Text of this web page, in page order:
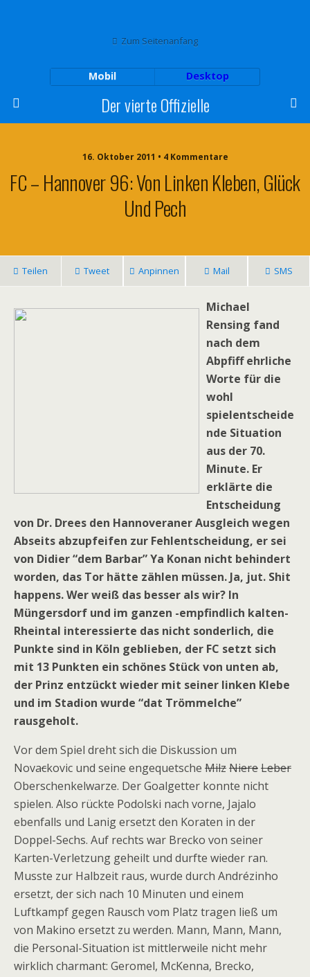
Zum Seitenanfang
Mobil Desktop
Der vierte Offizielle
16. Oktober 2011 • 4 Kommentare
FC – Hannover 96: Von Linken Kleben, Glück
Und Pech
Teilen Tweet Anpinnen Mail SMS
Michael
Rensing fand
nach dem
Abpfiff ehrliche
Worte für die
wohl
spielentscheide
nde Situation
aus der 70.
Minute. Er
erklärte die
Entscheidung
von Dr. Drees den Hannoveraner Ausgleich wegen
Abseits abzupfeifen zur Fehlentscheidung, er sei
von Didier “dem Barbar” Ya Konan nicht behindert
worden, das Tor hätte zählen müssen. Ja, jut. Shit
happens. Wer weiß das besser als wir? In
Müngersdorf und im ganzen -empfindlich kalten-
Rheintal interessierte das nicht sonderlich, die
Punkte sind in Köln geblieben, der FC setzt sich
mit 13 Punkten ein schönes Stück von unten ab,
der Prinz entzückt wieder mit seiner linken Klebe
und im Stadion wurde “dat Trömmelche”
rausgeholt.
Vor dem Spiel dreht sich die Diskussion um
Novackovic und seine engequetsche MilzNiereLeber
Oberschenkelwarze. Der Goalgetter konnte nicht
spielen. Also rückte Podolski nach vorne, Jajalo
ebenfalls und Lanig ersetzt den Koraten in der
Doppel-Sechs. Auf rechts war Brecko von seiner
Karten-Verletzung geheilt und durfte wieder ran.
Musste zur Halbzeit raus, wurde durch Andrézinho
ersetzt, der sich nach 10 Minuten und einem
Luftkampf gegen Rausch vom Platz tragen ließ um
von Makino ersetzt zu werden. Mann, Mann, Mann,
die Personal-Situation ist mittlerweile nicht mehr
wirklich charmant: Geromel, McKenna, Brecko,